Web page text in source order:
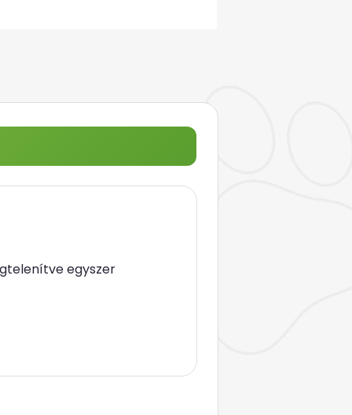
egyszer